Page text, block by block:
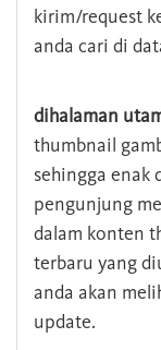
kirim/request
anda cari di
dihalaman
thumbnail
sehingga enak
pengunjung
dalam konten
terbaru yang
anda akan
update.